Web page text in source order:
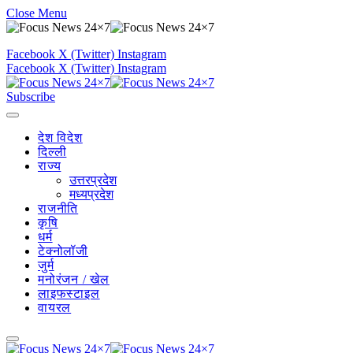
Close Menu
Facebook X (Twitter) Instagram
Facebook X (Twitter) Instagram
Subscribe
देश विदेश
दिल्ली
राज्य
उत्तरप्रदेश
मध्यप्रदेश
राजनीति
कृषि
धर्म
टेक्नोलॉजी
जुर्म
मनोरंजन / खेल
लाइफस्टाइल
वायरल